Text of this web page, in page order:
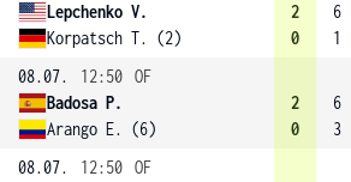
Lepchenko V.
Korpatsch T. (2)
2
0
6
1
08.07.
12:50 OF
Badosa P.
Arango E. (6)
2
0
6
3
08.07.
12:50 OF